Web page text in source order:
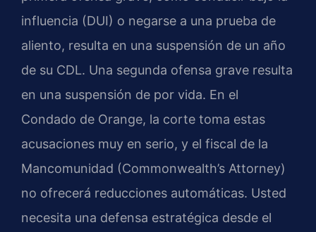
influencia (DUI) o negarse a una prueba de
aliento, resulta en una suspensión de un año
de su CDL. Una segunda ofensa grave resulta
en una suspensión de por vida. En el
Condado de Orange, la corte toma estas
acusaciones muy en serio, y el fiscal de la
Mancomunidad (Commonwealth’s Attorney)
no ofrecerá reducciones automáticas. Usted
necesita una defensa estratégica desde el